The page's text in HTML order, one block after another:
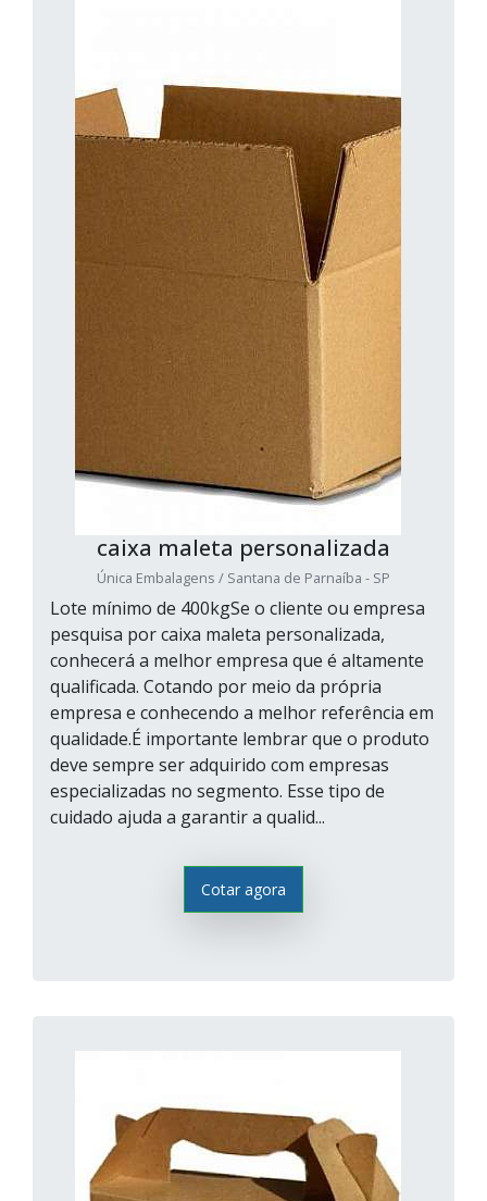
caixa maleta personalizada
Única Embalagens / Santana de Parnaíba - SP
Lote mínimo de 400kgSe o cliente ou empresa
pesquisa por caixa maleta personalizada,
conhecerá a melhor empresa que é altamente
qualificada. Cotando por meio da própria
empresa e conhecendo a melhor referência em
qualidade.É importante lembrar que o produto
deve sempre ser adquirido com empresas
especializadas no segmento. Esse tipo de
cuidado ajuda a garantir a qualid...
Cotar agora